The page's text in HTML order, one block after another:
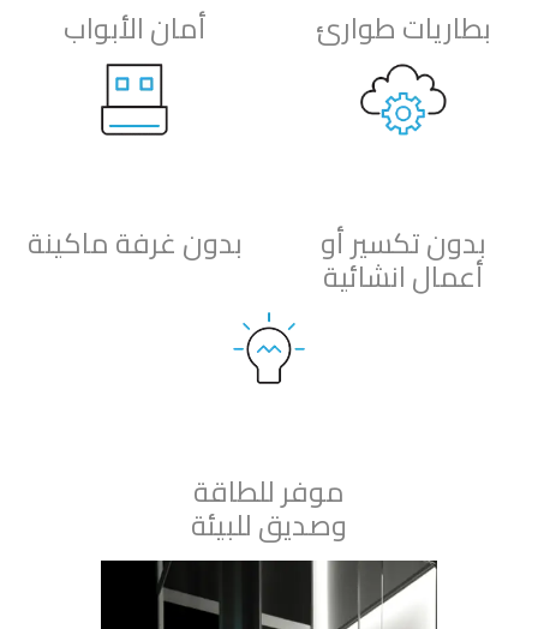
بطاريات طوارئ أمان الأبواب
بدون تكسير أو
أعمال انشائية
بدون غرفة ماكينة
موفر للطاقة
وصديق للبيئة